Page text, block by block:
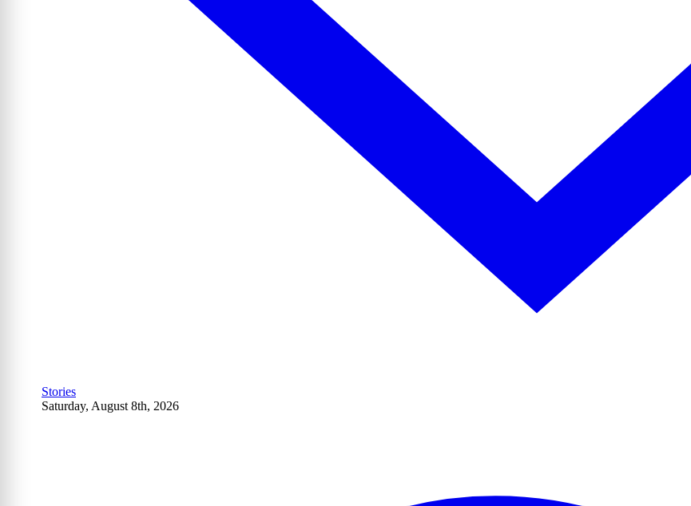
Stories
Saturday, August 8th, 2026